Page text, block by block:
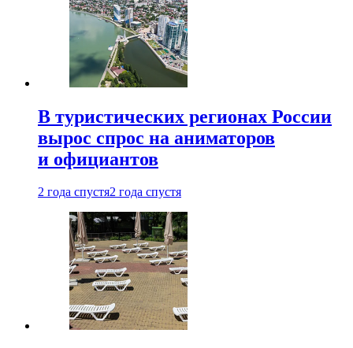
В туристических регионах России
вырос спрос на аниматоров
и официантов
2 года спустя2 года спустя